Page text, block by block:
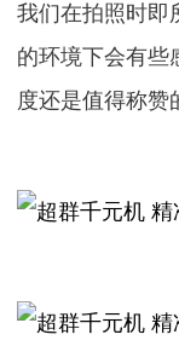
我们在拍照时即
的环境下会有些
度还是值得称赞